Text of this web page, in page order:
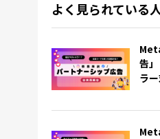
よく見られている
告
ラ